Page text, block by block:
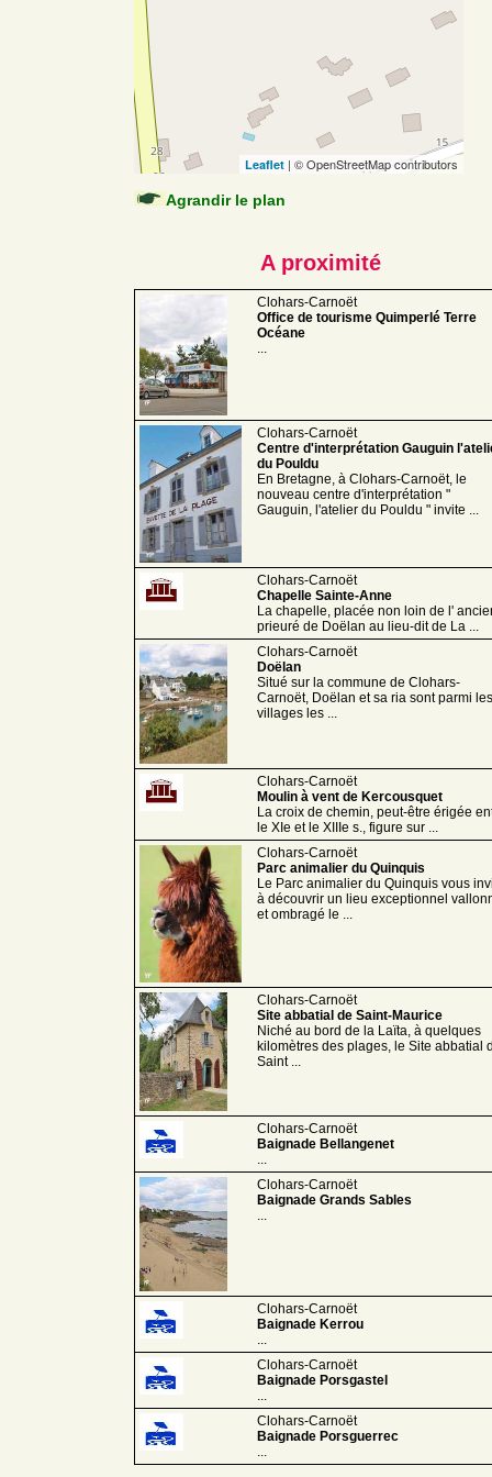
Leaflet | © OpenStreetMap contributors
Agrandir le plan
A proximité
Clohars-Carnoët
Office de tourisme Quimperlé Terre
Océane
...
Clohars-Carnoët
Centre d'interprétation Gauguin
du Pouldu
En Bretagne, à Clohars-Carnoët, le
nouveau centre d'interprétation "
Gauguin, l'atelier du Pouldu " invite ...
Clohars-Carnoët
Chapelle Sainte-Anne
La chapelle, placée non loin de l'
prieuré de Doëlan au lieu-dit de La ...
Clohars-Carnoët
Doëlan
Situé sur la commune de Clohars-
Carnoët, Doëlan et sa ria sont parmi les
villages les ...
Clohars-Carnoët
Moulin à vent de Kercousquet
La croix de chemin, peut-être érigée
le XIe et le XIIIe s., figure sur ...
Clohars-Carnoët
Parc animalier du Quinquis
Le Parc animalier du Quinquis vous
à découvrir un lieu exceptionnel
et ombragé le ...
Clohars-Carnoët
Site abbatial de Saint-Maurice
Niché au bord de la Laïta, à quelques
kilomètres des plages, le Site abbatial
Saint ...
Clohars-Carnoët
Baignade Bellangenet
...
Clohars-Carnoët
Baignade Grands Sables
...
Clohars-Carnoët
Baignade Kerrou
...
Clohars-Carnoët
Baignade Porsgastel
...
Clohars-Carnoët
Baignade Porsguerrec
...